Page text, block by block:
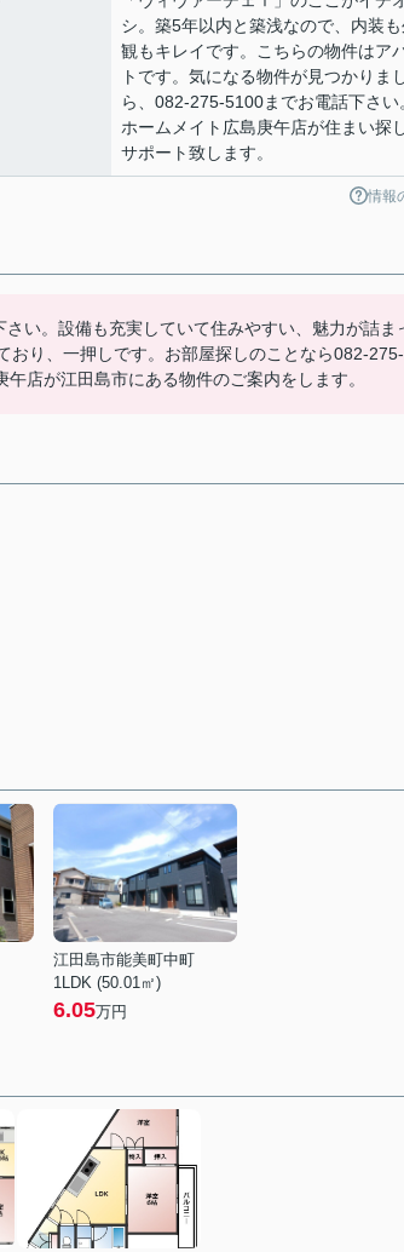
シ。築5年以内と築浅なので、内装
観もキレイです。こちらの物件はア
トです。気になる物件が見つかりま
ら、082-275-5100までお電話下さい
ホームメイト広島庚午店が住まい探
サポート致します。
情報
い。設備も充実していて住みやすい、魅力が詰ま
おり、一押しです。お部屋探しのことなら082-275-
店が江田島市にある物件のご案内をします。
江田島市能美町中町
1LDK (50.01㎡)
6.05万円